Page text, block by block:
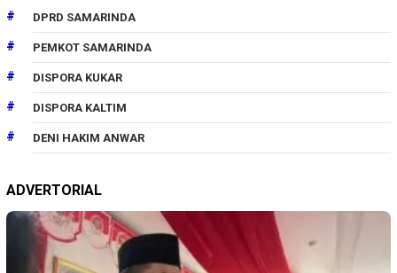
DPRD SAMARINDA
PEMKOT SAMARINDA
DISPORA KUKAR
DISPORA KALTIM
DENI HAKIM ANWAR
ADVERTORIAL